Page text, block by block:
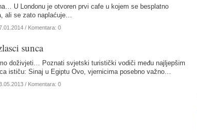
U Londonu je otvoren prvi cafe u kojem se besplatno
ali se zato naplaćuje…
/ Komentara: 0
sunca
doživjeti… Poznati svjetski turistički vodiči među najljepšim
ističu: Sinaj u Egiptu Ovo, vjernicima posebno važno…
/ Komentara: 0